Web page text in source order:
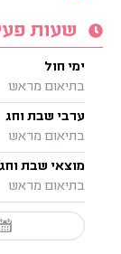
שעות
ימי חול
בתיאום מראש
ערבי שבת וחג
בתיאום מראש
מוצאי שבת וחג
בתיאום מראש